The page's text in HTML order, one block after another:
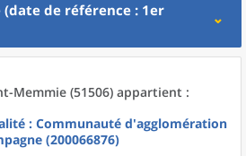
de référence : 1er
Memmie (51506) appartient :
: Communauté d'agglomération
(200066876)